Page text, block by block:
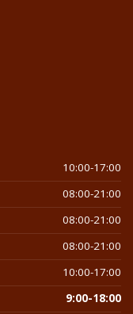
10:00-17:00
08:00-21:00
08:00-21:00
08:00-21:00
10:00-17:00
9:00-18:00